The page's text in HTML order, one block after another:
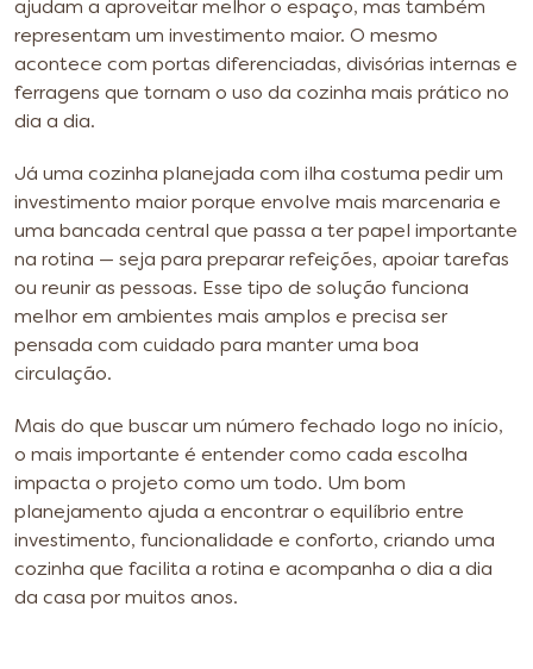
ajudam a aproveitar melhor o espaço, mas também
representam um investimento maior. O mesmo
acontece com portas diferenciadas, divisórias internas e
ferragens que tornam o uso da cozinha mais prático no
dia a dia.
Já uma cozinha planejada com ilha costuma pedir um
investimento maior porque envolve mais marcenaria e
uma bancada central que passa a ter papel importante
na rotina — seja para preparar refeições, apoiar tarefas
ou reunir as pessoas. Esse tipo de solução funciona
melhor em ambientes mais amplos e precisa ser
pensada com cuidado para manter uma boa
circulação.
Mais do que buscar um número fechado logo no início,
o mais importante é entender como cada escolha
impacta o projeto como um todo. Um bom
planejamento ajuda a encontrar o equilíbrio entre
investimento, funcionalidade e conforto, criando uma
cozinha que facilita a rotina e acompanha o dia a dia
da casa por muitos anos.